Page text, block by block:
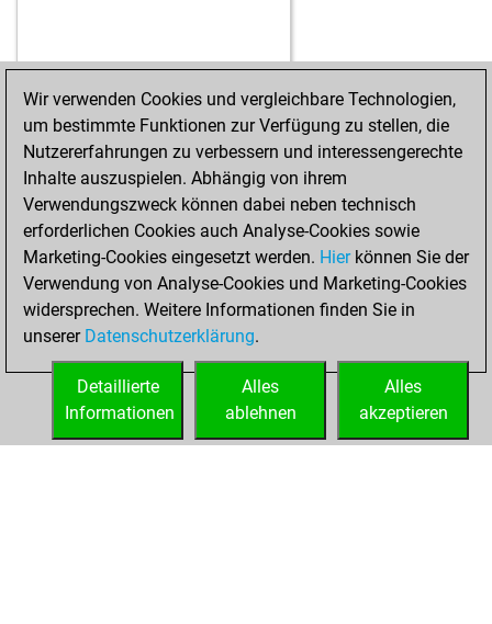
STARTSEITE ERFOLGE
Wir verwenden Cookies und vergleichbare Technologien,
um bestimmte Funktionen zur Verfügung zu stellen, die
Nutzererfahrungen zu verbessern und interessengerechte
Inhalte auszuspielen. Abhängig von ihrem
Verwendungszweck können dabei neben technisch
erforderlichen Cookies auch Analyse-Cookies sowie
Marketing-Cookies eingesetzt werden. Hierkönnen Sie der
Verwendung von Analyse-Cookies und Marketing-Cookies
widersprechen. Weitere Informationen finden Sie in
unserer Datenschutzerklärung.
Alles
akzeptieren
Alles
ablehnen
Detaillierte
Informationen